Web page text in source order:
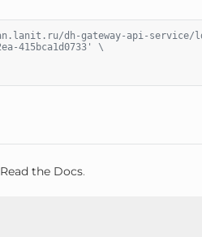
dh-gateway-api-service/
415bca1d0733' \
Read the Docs.